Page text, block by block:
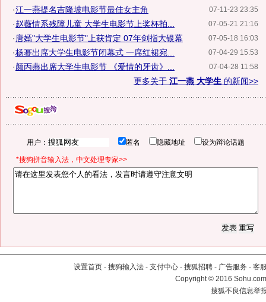
07-11-23 23:35
·江一燕提名吉隆坡电影节最佳女主角
07-05-21 21:16
·赵薇情系残障儿童 大学生电影节上奖杯拍...
07-05-18 16:03
· 唐嫣"大学生电影节"上获肯定 07年剑指大银幕
07-04-29 15:53
·杨幂出席大学生电影节闭幕式 一席红裙宛...
07-04-28 11:58
·颜丙燕出席大学生电影节 《爱情的牙齿》...
更多关于 江一燕 大学生 的新闻>>
用户： 匿名 隐藏地址 设为辩论话题
*搜狗拼音输入法，中文处理专家>>
设置首页 - 搜狗输入法 - 支付中心 - 搜狐招聘 - 广告服务 - 客
Copyright©2016
搜狐不良信息举